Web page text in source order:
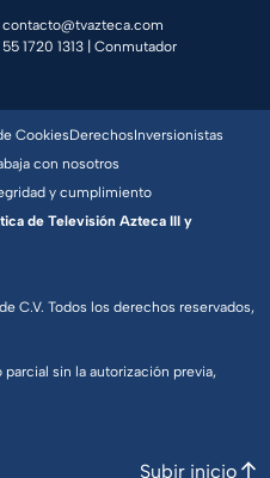
contacto@tvazteca.com
55 1720 1313 | Conmutador
C.V. Todos los derechos reservados,
sin la autorización previa,
CookiesDerechosInversionistas
con nosotros
y cumplimiento
de Televisión Azteca III y
Subir inicio